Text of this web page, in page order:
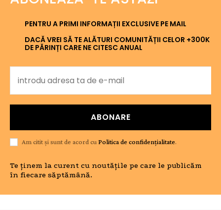
PENTRU A PRIMI INFORMAȚII EXCLUSIVE PE MAIL
DACĂ VREI SĂ TE ALĂTURI COMUNITĂȚII CELOR +300K
DE PĂRINȚI CARE NE CITESC ANUAL
ABONARE
Am citit și sunt de acord cu Politica de confidențialitate.
Te ținem la curent cu noutățile pe care le publicăm
în fiecare săptămână.